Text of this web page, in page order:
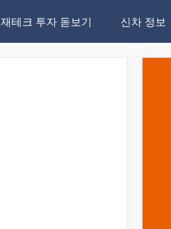
재테크 투자 돋보기 신차 정보